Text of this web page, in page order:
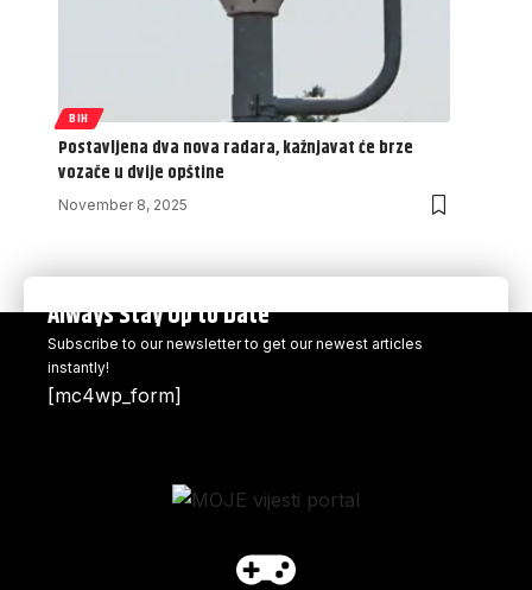
BIH
Postavljena dva nova radara, kažnjavat će brze
vozače u dvije opštine
November 8, 2025
Always Stay Up to Date
Subscribe to our newsletter to get our newest articles
instantly!
[mc4wp_form]